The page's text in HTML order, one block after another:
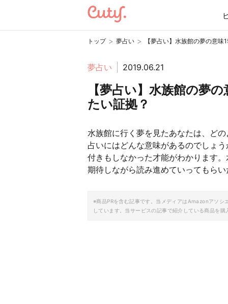
トップ > 夢占い > 【夢占い】水族館の夢の意
夢占い 2019.06.21
【夢占い】水族館の夢
たい証拠？
水族館に行く夢を見たあなたは、ど
占いにはどんな意味があるのでしょ
付きもしなかった才能がわかります
期待しながら読み進めていってもら
※商品PRを含む記事です。当メディアはAmazonアソシ
しています。当サービスの記事で紹介している商品を